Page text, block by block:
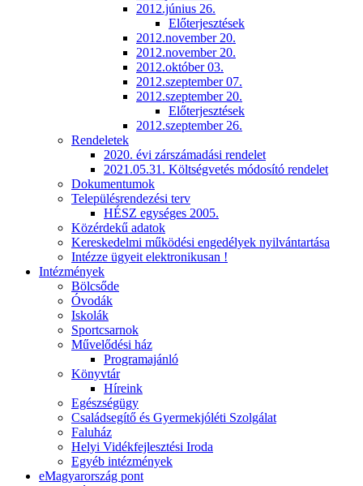
2012.június 26.
Előterjesztések
2012.november 20.
2012.november 20.
2012.október 03.
2012.szeptember 07.
2012.szeptember 20.
Előterjesztések
2012.szeptember 26.
Rendeletek
2020. évi zárszámadási rendelet
2021.05.31. Költségvetés módosító rendelet
Dokumentumok
Településrendezési terv
HÉSZ egységes 2005.
Közérdekű adatok
Kereskedelmi működési engedélyek nyilvántartása
Intézze ügyeit elektronikusan !
Intézmények
Bölcsőde
Óvodák
Iskolák
Sportcsarnok
Művelődési ház
Programajánló
Könyvtár
Híreink
Egészségügy
Családsegítő és Gyermekjóléti Szolgálat
Faluház
Helyi Vidékfejlesztési Iroda
Egyéb intézmények
eMagyarország pont